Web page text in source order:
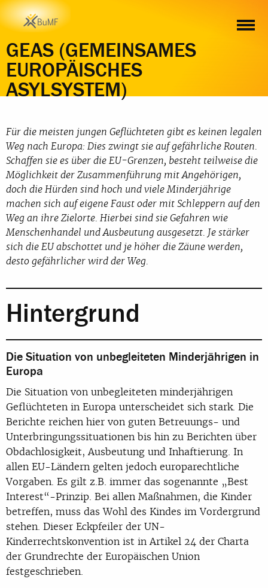
GEAS (GEMEINSAMES
EUROPÄISCHES
ASYLSYSTEM)
HINTERGRUND
Für die meisten jungen Geflüchteten gibt es keinen legalen
Weg nach Europa: Dies zwingt sie auf gefährliche Routen.
Schaffen sie es über die EU-Grenzen, besteht teilweise die
Möglichkeit der Zusammenführung mit Angehörigen,
doch die Hürden sind hoch und viele Minderjährige
machen sich auf eigene Faust oder mit Schleppern auf den
Weg an ihre Zielorte. Hierbei sind sie Gefahren wie
Menschenhandel und Ausbeutung ausgesetzt. Je stärker
sich die EU abschottet und je höher die Zäune werden,
desto gefährlicher wird der Weg.
Hintergrund
Die Situation von unbegleiteten Minderjährigen in
Europa
Die Situation von unbegleiteten minderjährigen
Geflüchteten in Europa unterscheidet sich stark. Die
Berichte reichen hier von guten Betreuungs- und
Unterbringungssituationen bis hin zu Berichten über
Obdachlosigkeit, Ausbeutung und Inhaftierung. In
allen EU-Ländern gelten jedoch europarechtliche
Vorgaben. Es gilt z.B. immer das sogenannte „Best
Interest“-Prinzip. Bei allen Maßnahmen, die Kinder
betreffen, muss das Wohl des Kindes im Vordergrund
stehen. Dieser Eckpfeiler der UN-
Kinderrechtskonvention ist in Artikel 24 der Charta
der Grundrechte der Europäischen Union
festgeschrieben.